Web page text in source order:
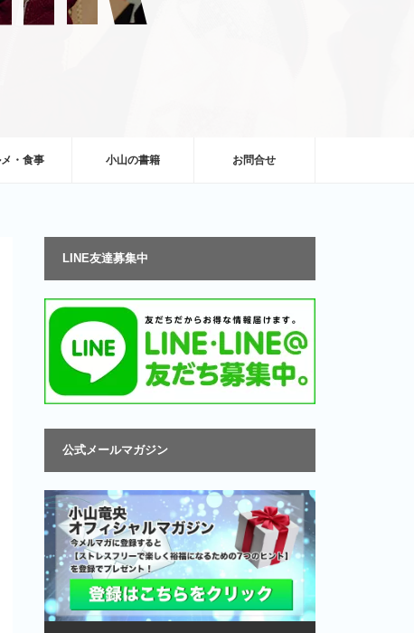
・食事 小山の書籍 お問合せ
LINE友達募集中
公式メールマガジン